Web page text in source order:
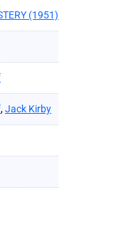
(1951)
,Jack Kirby